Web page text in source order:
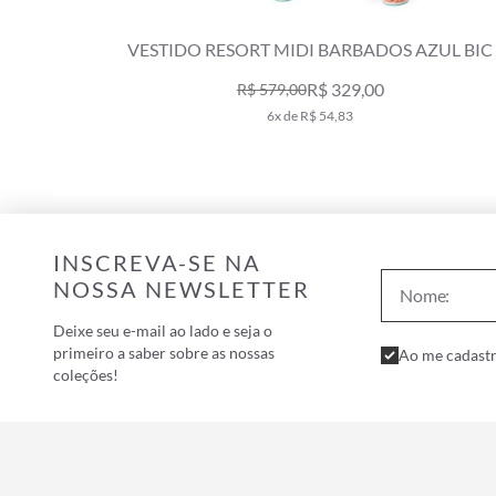
RESORT MIDI BARBADOS AZUL BIC
R$ 329,00
VESTIDO
INSCREVA-SE NA
NOSSA NEWSLETTER
Deixe seu e-mail ao lado e seja o
primeiro a saber sobre as nossas
coleções!
Ao me